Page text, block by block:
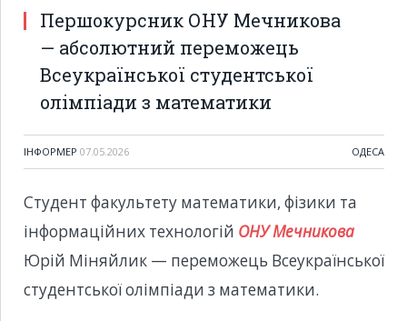
Першокурсник ОНУ Мечникова
— абсолютний переможець
Всеукраїнської студентської
олімпіади з математики
ІНФОРМЕР 07.05.2026 ОДЕСА
Студент факультету математики, фізики та
інформаційних технологій ОНУ Мечникова
Юрій Міняйлик — переможець Всеукраїнської
студентської олімпіади з математики.